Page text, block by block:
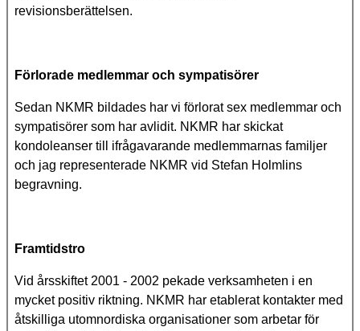
revisionsberättelsen.
Förlorade medlemmar och sympatisörer
Sedan NKMR bildades har vi förlorat sex medlemmar och
sympatisörer som har avlidit. NKMR har skickat
kondoleanser till ifrågavarande medlemmarnas familjer
och jag representerade NKMR vid Stefan Holmlins
begravning.
Framtidstro
Vid årsskiftet 2001 - 2002 pekade verksamheten i en
mycket positiv riktning. NKMR har etablerat kontakter med
åtskilliga utomnordiska organisationer som arbetar för